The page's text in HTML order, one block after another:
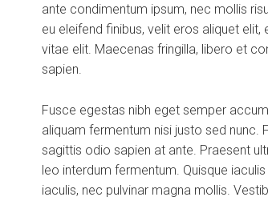
ante condimentum ipsum, nec mollis
eu eleifend finibus, velit eros aliquet
vitae elit. Maecenas fringilla, libero et
sapien.
Fusce egestas nibh eget semper
aliquam fermentum nisi justo sed nunc.
sagittis odio sapien at ante. Praesent
leo interdum fermentum. Quisque
iaculis, nec pulvinar magna mollis.